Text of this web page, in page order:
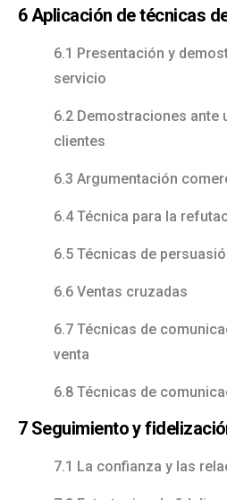
6 Aplicación de técnicas
6.1 Presentación y
servicio
6.2 Demostraciones ante
clientes
6.3 Argumentación
6.4 Técnica para la
6.5 Técnicas de
6.6 Ventas cruzadas
6.7 Técnicas de
venta
6.8 Técnicas de
7 Seguimiento y
7.1 La confianza y las